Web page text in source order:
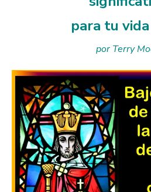
para tu
por Terry